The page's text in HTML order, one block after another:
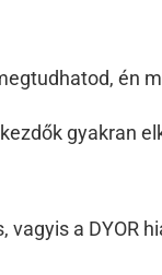
én
gyakran
vagyis a DYOR